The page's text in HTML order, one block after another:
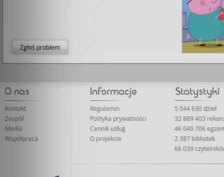
Zgłoś problem
Kontakt
Zespół
Media
Współpraca
Regulamin
Polityka prywatności
Cennik usług
O projekcie
5 544 630 dzieł
32 889 403
46 040 706
2 387 bibliotek
66 039